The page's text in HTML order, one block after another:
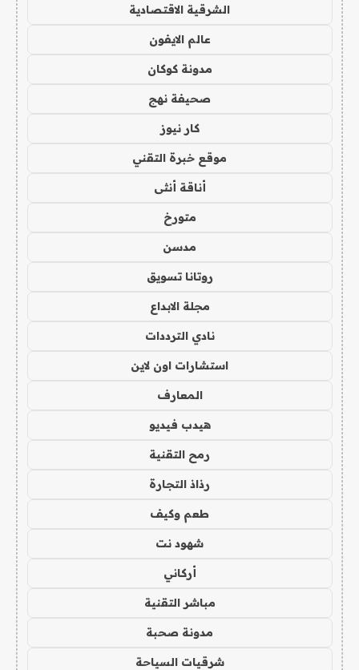
الشرقية الاقتصادية
عالم الايفون
مدونة كوكان
صحيفة نهج
كار نيوز
موقع خبرة التقني
أناقة أنثى
متورخ
مدسن
روتانا تسويق
مجلة الابداع
نادي الترددات
استشارات اون لاين
المعارف
هيدب فيديو
رمح التقنية
رذاذ التجارة
طعم وكيف
شهود نت
أركاني
مباشر التقنية
مدونة صحبة
شرقيات السياحة